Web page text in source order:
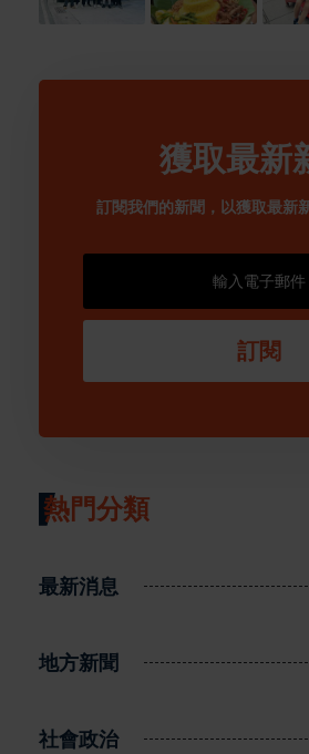
獲取最新
訂閱我們的新聞，以獲取最新
訂閱
熱門分類
最新消息
地方新聞
社會政治